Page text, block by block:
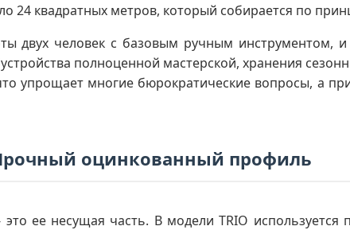
24 квадратных метров, который собирается по
двух человек с базовым ручным инструментом,
полноценной мастерской, хранения
упрощает многие бюрократические вопросы, а
оцинкованный профиль
ее несущая часть. В модели TRIO используется